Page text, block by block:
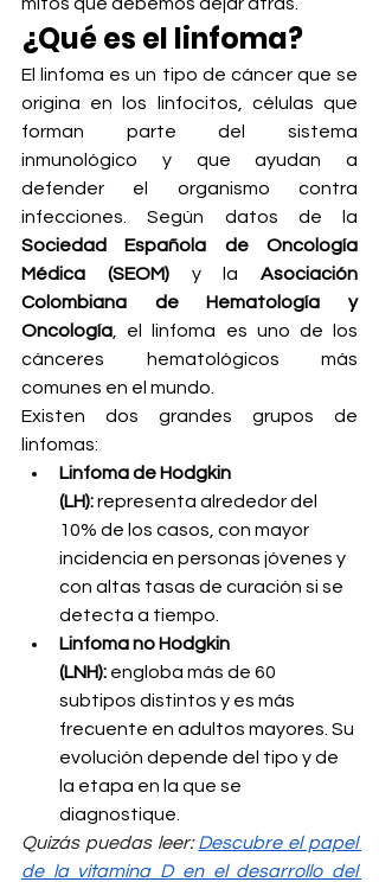
¿Qué es el linfoma?
El linfoma es un tipo de cáncer que se
origina en los linfocitos, células que
forman parte del sistema
inmunológico y que ayudan a
defender el organismo contra
Sociedad Española de Oncología
Médica (SEOM) y la Asociación
Colombiana de Hematología y
Oncología , el linfoma es uno de los
cánceres hematológicos más
comunes en el mundo.
Existen dos grandes grupos de
linfomas:
Linfoma de Hodgkin
(LH): representa alrededor del
10% de los casos, con mayor
incidencia en personas jóvenes y
con altas tasas de curación si se
detecta a tiempo.
Linfoma no Hodgkin
(LNH): engloba más de 60
subtipos distintos y es más
frecuente en adultos mayores. Su
evolución depende del tipo y de
la etapa en la que se
diagnostique.
Quizás puedas leer: Descubre el papel
de la vitamina D en el desarrollo del